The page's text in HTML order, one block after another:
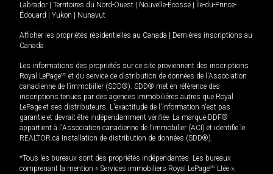
Labrador
Territoires du Nord-Ouest Nouvelle-Écosse
Île-du-Prince-
Édouard
Yukon Nunavut
Afficher les propriétés résidentielles au Canada
Dernières inscriptions au
Canada
Les informations des propriétés sur ce site proviennent des inscriptions
Royal LePageMD et du service de distribution de données de l'Association
canadienne de l’immobilier (SDD®). SDD® met en référence des
inscriptions tenues par des agences immobilières autres que Royal
LePage et ses distributeurs. L'exactitude de l'information n'est pas
garantie et devrait être indépendamment vérifiée. La marque DDF®
appartient à l'Association canadienne de l’immobilier (ACI) et identifie le
REALTOR.ca Installation de distribution de données (SDD®).
*Tous les bureaux sont des propriétés indépendantes. Les bureaux
comprenant la mention « Services immobiliers Royal LePageMD Ltée »,